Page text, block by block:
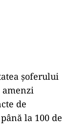
șoferului
amenzi
de
la 100 de